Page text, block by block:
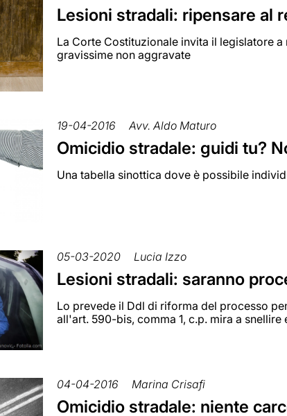
Lesioni stradali: ripensare al
La Corte Costituzionale invita il legislatore
gravissime non aggravate
19-04-2016 Avv. Aldo Maturo
Omicidio stradale: guidi tu?
Una tabella sinottica dove è possibile
05-03-2020 Lucia Izzo
Lesioni stradali: saranno
Lo prevede il Ddl di riforma del processo
all'art. 590-bis, comma 1, c.p. mira a
04-04-2016 Marina Crisafi
Omicidio stradale: niente